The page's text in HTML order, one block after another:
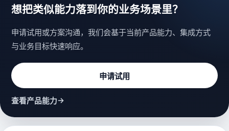
想把类似能力落到你的业务场景里？
申请试用或方案沟通，我们会基于当前产品能力、集成方式
与业务目标快速响应。
申请试用
查看产品能力→